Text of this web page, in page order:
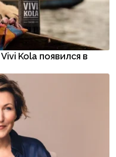
Kola появился в